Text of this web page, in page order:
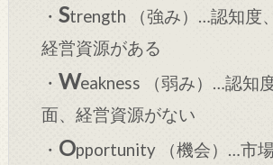
・Strength （強み）…認知度
経営資源がある
・ Weakness （弱み）…認知
面、経営資源がない
・ Opportunity （機会）…市